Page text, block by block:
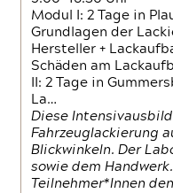
Modul I: 2 Tage in
Grundlagen der
Hersteller +
Schäden am
II: 2 Tage in
La…
Diese
Fahrzeuglackierung
Blickwinkeln. Der
sowie dem
Teilnehmer*Innen